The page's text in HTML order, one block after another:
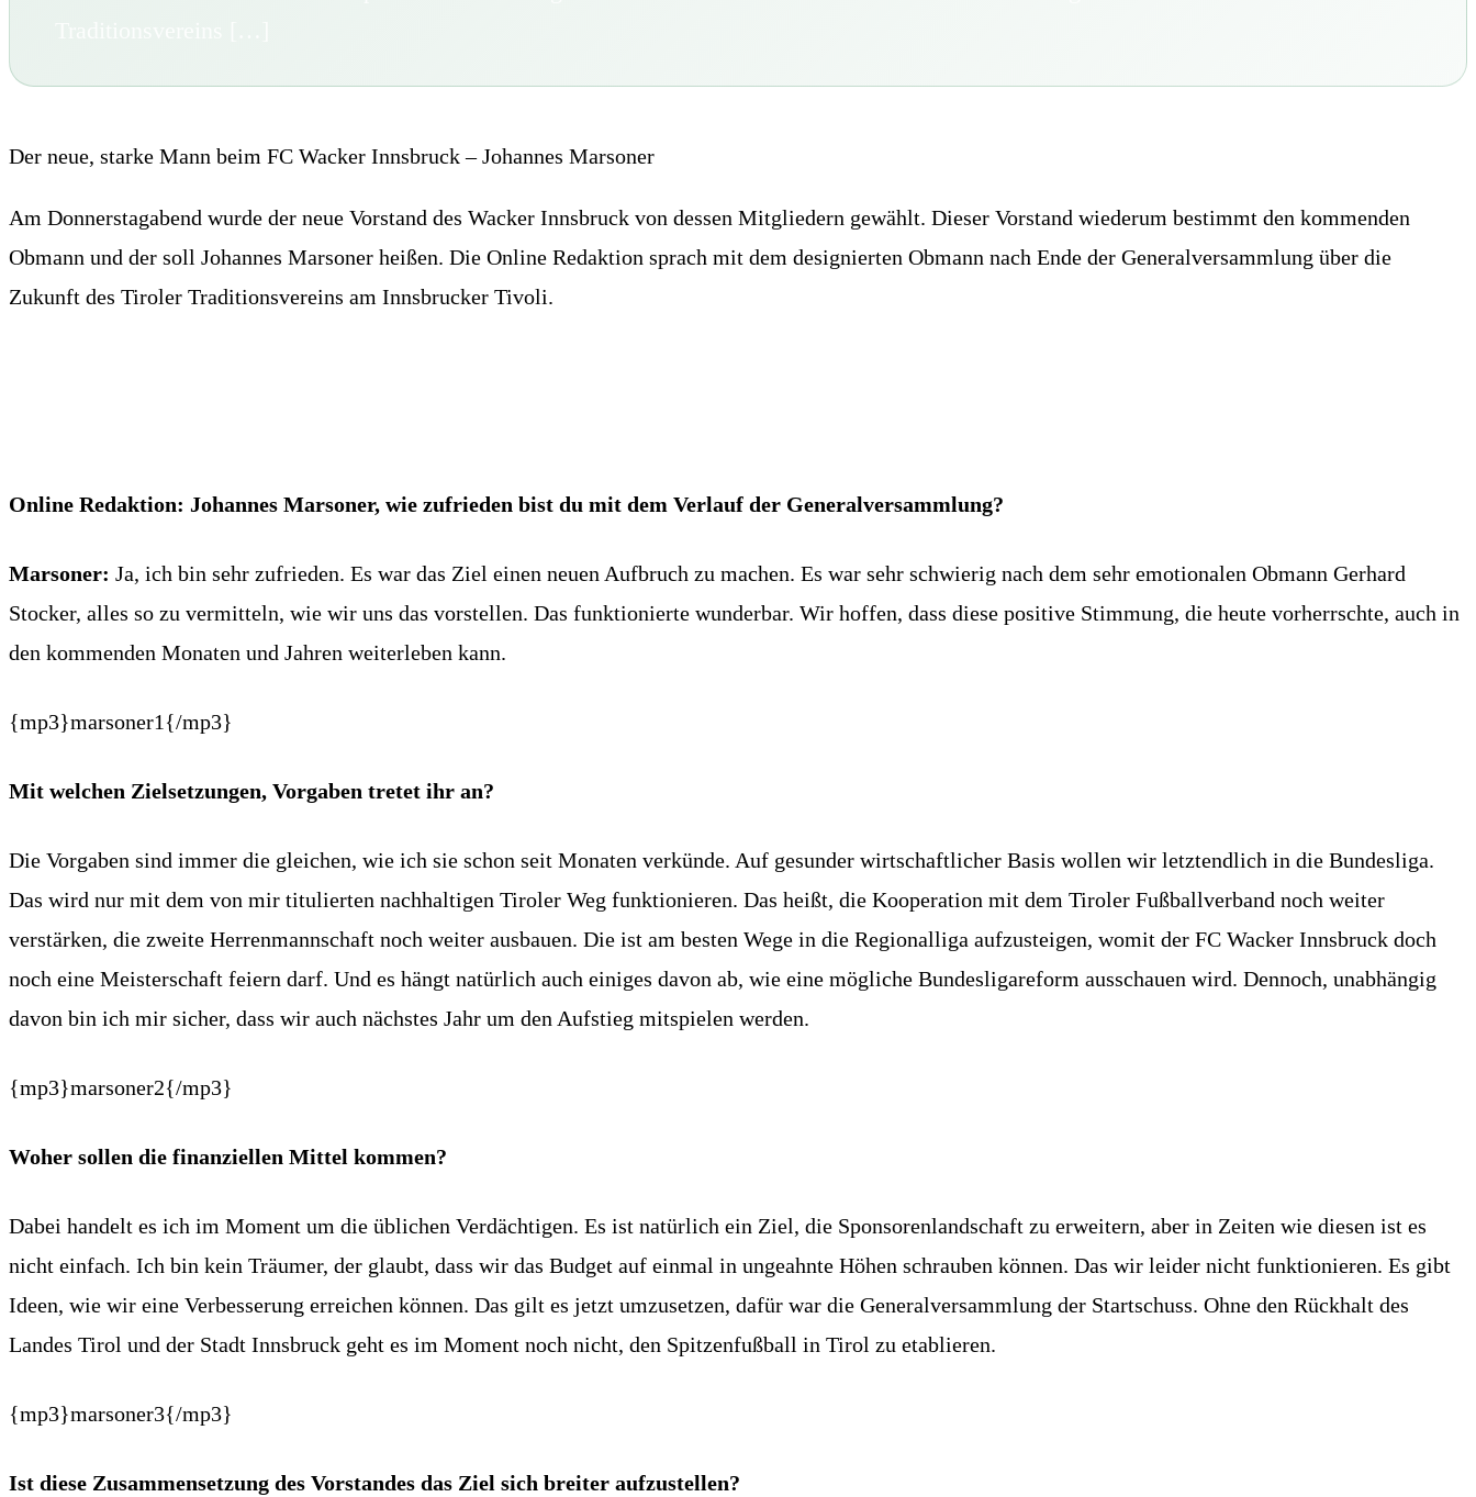
Der neue, starke Mann beim FC Wacker Innsbruck – Johannes Marsoner
Am Donnerstagabend wurde der neue Vorstand des Wacker Innsbruck von dessen Mitgliedern gewählt. Dieser Vorstand wiederum bestimmt den kommenden
Obmann und der soll Johannes Marsoner heißen. Die Online Redaktion sprach mit dem designierten Obmann nach Ende der Generalversammlung über die
Zukunft des Tiroler Traditionsvereins am Innsbrucker Tivoli.
Online Redaktion: Johannes Marsoner, wie zufrieden bist du mit dem Verlauf der Generalversammlung?
Marsoner: Ja, ich bin sehr zufrieden. Es war das Ziel einen neuen Aufbruch zu machen. Es war sehr schwierig nach dem sehr emotionalen Obmann Gerhard
Stocker, alles so zu vermitteln, wie wir uns das vorstellen. Das funktionierte wunderbar. Wir hoffen, dass diese positive Stimmung, die heute vorherrschte, auch in
den kommenden Monaten und Jahren weiterleben kann.
{mp3}marsoner1{/mp3}
Mit welchen Zielsetzungen, Vorgaben tretet ihr an?
Die Vorgaben sind immer die gleichen, wie ich sie schon seit Monaten verkünde. Auf gesunder wirtschaftlicher Basis wollen wir letztendlich in die Bundesliga.
Das wird nur mit dem von mir titulierten nachhaltigen Tiroler Weg funktionieren. Das heißt, die Kooperation mit dem Tiroler Fußballverband noch weiter
verstärken, die zweite Herrenmannschaft noch weiter ausbauen. Die ist am besten Wege in die Regionalliga aufzusteigen, womit der FC Wacker Innsbruck doch
noch eine Meisterschaft feiern darf. Und es hängt natürlich auch einiges davon ab, wie eine mögliche Bundesligareform ausschauen wird. Dennoch, unabhängig
davon bin ich mir sicher, dass wir auch nächstes Jahr um den Aufstieg mitspielen werden.
{mp3}marsoner2{/mp3}
Woher sollen die finanziellen Mittel kommen?
Dabei handelt es ich im Moment um die üblichen Verdächtigen. Es ist natürlich ein Ziel, die Sponsorenlandschaft zu erweitern, aber in Zeiten wie diesen ist es
nicht einfach. Ich bin kein Träumer, der glaubt, dass wir das Budget auf einmal in ungeahnte Höhen schrauben können. Das wir leider nicht funktionieren. Es gibt
Ideen, wie wir eine Verbesserung erreichen können. Das gilt es jetzt umzusetzen, dafür war die Generalversammlung der Startschuss. Ohne den Rückhalt des
Landes Tirol und der Stadt Innsbruck geht es im Moment noch nicht, den Spitzenfußball in Tirol zu etablieren.
{mp3}marsoner3{/mp3}
Ist diese Zusammensetzung des Vorstandes das Ziel sich breiter aufzustellen?